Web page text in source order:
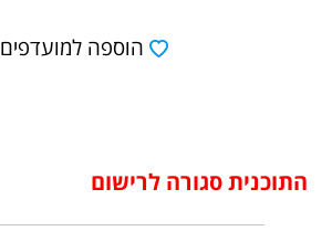
הוספה למועדפים
התוכנית סגורה לרישום